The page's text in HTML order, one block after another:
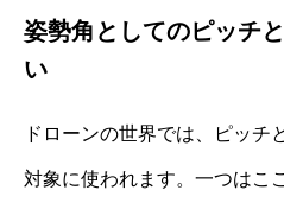
姿勢角としてのピッチ
い
ドローンの世界では、ピッチ
対象に使われます。一つはこ